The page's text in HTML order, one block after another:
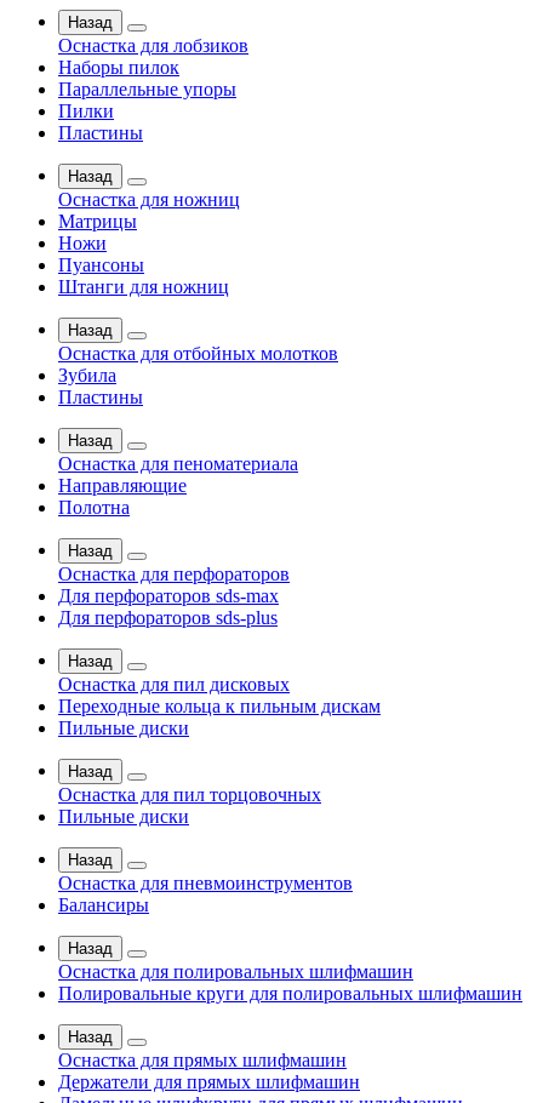
Назад
Оснастка для лобзиков
Наборы пилок
Параллельные упоры
Пилки
Пластины
Назад
Оснастка для ножниц
Матрицы
Ножи
Пуансоны
Штанги для ножниц
Назад
Оснастка для отбойных молотков
Зубила
Пластины
Назад
Оснастка для пеноматериала
Направляющие
Полотна
Назад
Оснастка для перфораторов
Для перфораторов sds-max
Для перфораторов sds-plus
Назад
Оснастка для пил дисковых
Переходные кольца к пильным дискам
Пильные диски
Назад
Оснастка для пил торцовочных
Пильные диски
Назад
Оснастка для пневмоинструментов
Балансиры
Назад
Оснастка для полировальных шлифмашин
Полировальные круги для полировальных шлифмашин
Назад
Оснастка для прямых шлифмашин
Держатели для прямых шлифмашин